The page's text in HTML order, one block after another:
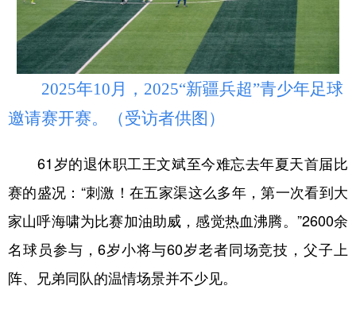
2025年10月，2025“新疆兵超”青少年足球
邀请赛开赛。（受访者供图）
61岁的退休职工王文斌至今难忘去年夏天首届比
赛的盛况：“刺激！在五家渠这么多年，第一次看到大
家山呼海啸为比赛加油助威，感觉热血沸腾。”2600余
名球员参与，6岁小将与60岁老者同场竞技，父子上
阵、兄弟同队的温情场景并不少见。